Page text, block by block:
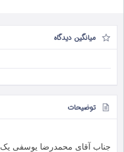
میانگین دیدگاه
توضیحات
جناب آقای محمدرضا یوسفی یک